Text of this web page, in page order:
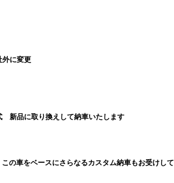
に変更
新品に取り換えして納車いたします
車をベースにさらなるカスタム納車もお受けし